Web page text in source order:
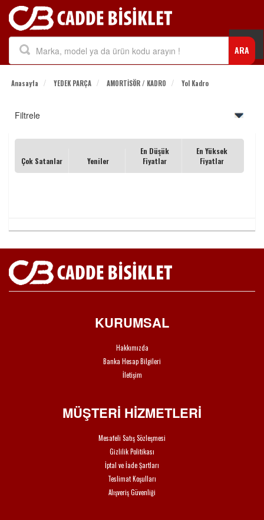
ARA
Anasayfa YEDEK PARÇA AMORTİSÖR / KADRO Yol Kadro
Filtrele
Çok Satanlar Yeniler
En Düşük
Fiyatlar
En Yüksek
Fiyatlar
KURUMSAL
Hakkımızda
Banka Hesap Bilgileri
İletişim
MÜŞTERİ HİZMETLERİ
Mesafeli Satış Sözleşmesi
Gizlilik Politikası
İptal ve İade Şartları
Teslimat Koşulları
Alışveriş Güvenliği